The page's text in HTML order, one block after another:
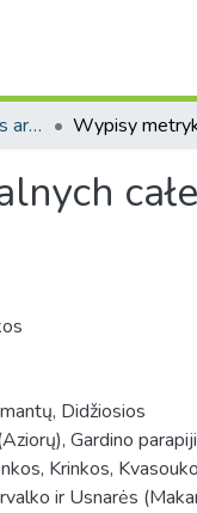
Metrikų knygos (Vilniaus arkivyskupijos kurijos fondas. F318)
Didžiosios
Gardino
Krinkos,
ir Usnarės